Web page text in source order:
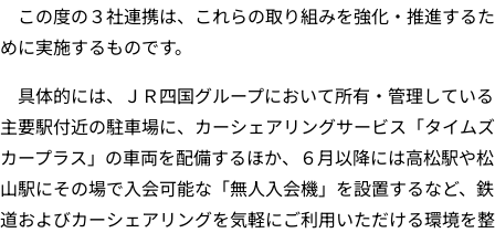
この度の３社連携は、これらの取り組みを強化・推進するた
めに実施するものです。
具体的には、ＪＲ四国グループにおいて所有・管理している
主要駅付近の駐車場に、カーシェアリングサービス「タイムズ
カープラス」の車両を配備するほか、６月以降には高松駅や松
山駅にその場で入会可能な「無人入会機」を設置するなど、鉄
道およびカーシェアリングを気軽にご利用いただける環境を整